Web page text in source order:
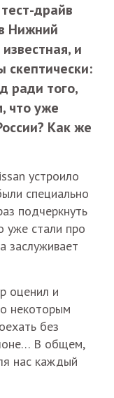
драйв
Нижний
и
ради того,
что уже
Как же
устроило
специально
подчеркнуть
уже стали про
заслуживает
оценил и
некоторым
без
В общем,
нас каждый